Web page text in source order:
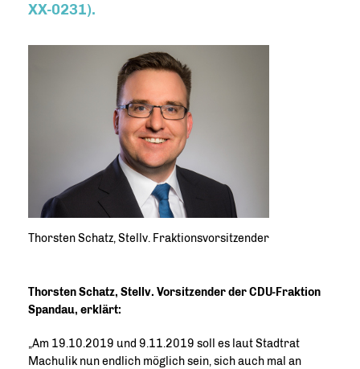
XX-0231).
Thorsten Schatz, Stellv. Fraktionsvorsitzender
Thorsten Schatz, Stellv. Vorsitzender der CDU-Fraktion
Spandau, erklärt:
Am 19.10.2019 und 9.11.2019 soll es laut Stadtrat
Machulik nun endlich möglich sein, sich auch mal an